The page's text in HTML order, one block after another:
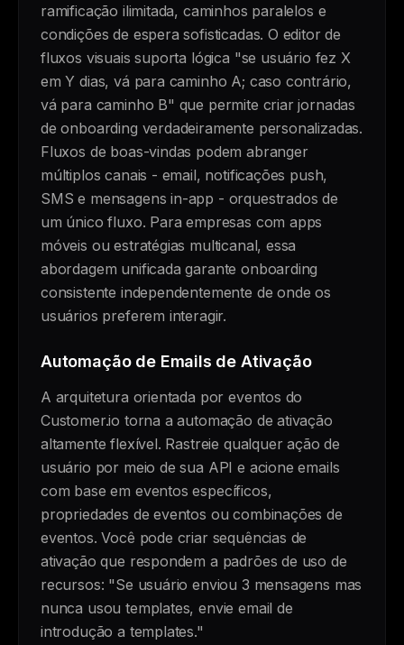
ramificação ilimitada, caminhos paralelos e
condições de espera sofisticadas. O editor de
fluxos visuais suporta lógica "se usuário fez X
em Y dias, vá para caminho A; caso contrário,
vá para caminho B" que permite criar jornadas
de onboarding verdadeiramente personalizadas.
Fluxos de boas-vindas podem abranger
múltiplos canais - email, notificações push,
SMS e mensagens in-app - orquestrados de
um único fluxo. Para empresas com apps
móveis ou estratégias multicanal, essa
abordagem unificada garante onboarding
consistente independentemente de onde os
usuários preferem interagir.
Automação de Emails de Ativação
A arquitetura orientada por eventos do
Customer.io torna a automação de ativação
altamente flexível. Rastreie qualquer ação de
usuário por meio de sua API e acione emails
com base em eventos específicos,
propriedades de eventos ou combinações de
eventos. Você pode criar sequências de
ativação que respondem a padrões de uso de
recursos: "Se usuário enviou 3 mensagens mas
nunca usou templates, envie email de
introdução a templates."